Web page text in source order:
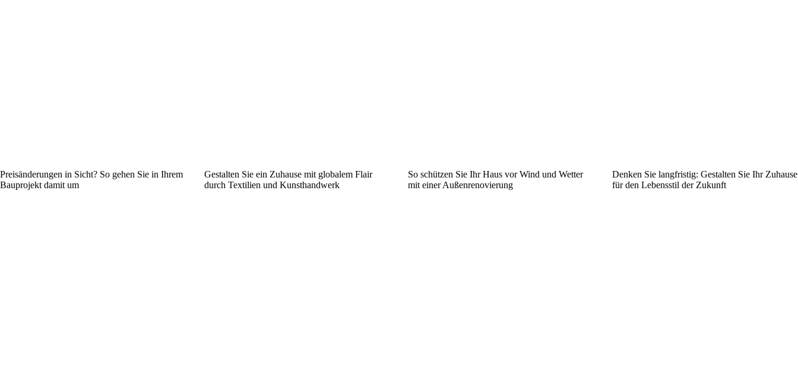
Preisänderungen in Sicht? So gehen Sie in Ihrem
Bauprojekt damit um
Gestalten Sie ein Zuhause mit globalem Flair
durch Textilien und Kunsthandwerk
So schützen Sie Ihr Haus vor Wind und Wetter
mit einer Außenrenovierung
Denken Sie langfristig: Gestalten Sie Ihr Zuhause
für den Lebensstil der Zukunft